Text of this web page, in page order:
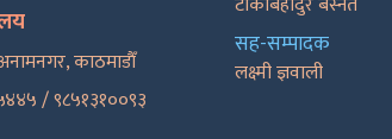
काठमाडाैँ
/ ९८५१३१००९३
सह-सम्पादक
लक्ष्मी ज्ञवाली